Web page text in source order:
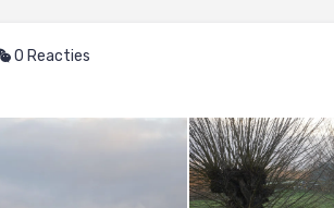
0 Reacties